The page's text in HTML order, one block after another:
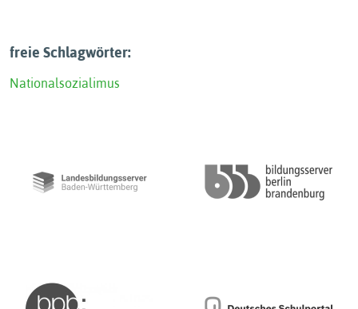
freie Schlagwörter:
Nationalsozialimus